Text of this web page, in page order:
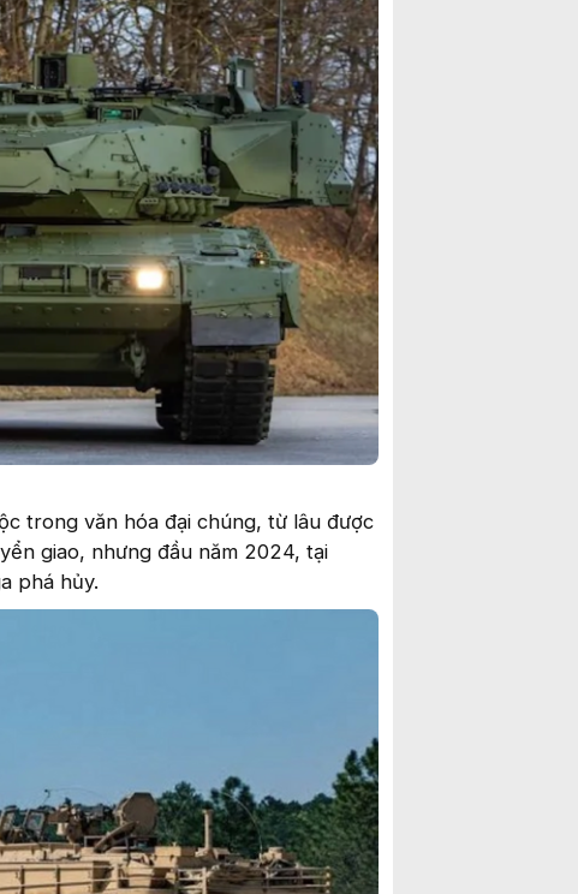
trong văn hóa đại chúng, từ lâu được
giao, nhưng đầu năm 2024, tại
phá hủy.